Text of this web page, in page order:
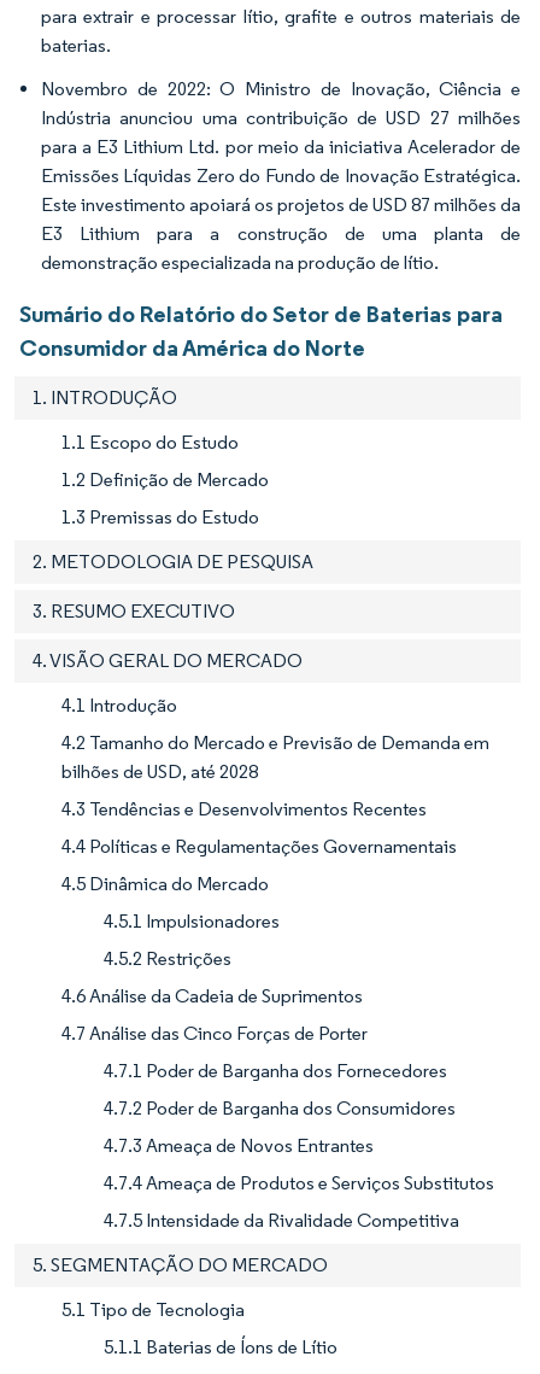
para extrair e processar lítio, grafite e outros materiais de
baterias.
Novembro de 2022: O Ministro de Inovação, Ciência e
Indústria anunciou uma contribuição de USD 27 milhões
para a E3 Lithium Ltd. por meio da iniciativa Acelerador de
Emissões Líquidas Zero do Fundo de Inovação Estratégica.
Este investimento apoiará os projetos de USD 87 milhões da
E3 Lithium para a construção de uma planta de
demonstração especializada na produção de lítio.
Sumário do Relatório do Setor de Baterias para
Consumidor da América do Norte
1. INTRODUÇÃO
1.1 Escopo do Estudo
1.2 Definição de Mercado
1.3 Premissas do Estudo
2. METODOLOGIA DE PESQUISA
3. RESUMO EXECUTIVO
4. VISÃO GERAL DO MERCADO
4.1 Introdução
4.2 Tamanho do Mercado e Previsão de Demanda em
bilhões de USD, até 2028
4.3 Tendências e Desenvolvimentos Recentes
4.4 Políticas e Regulamentações Governamentais
4.5 Dinâmica do Mercado
4.5.1 Impulsionadores
4.5.2 Restrições
4.6 Análise da Cadeia de Suprimentos
4.7 Análise das Cinco Forças de Porter
4.7.1 Poder de Barganha dos Fornecedores
4.7.2 Poder de Barganha dos Consumidores
4.7.3 Ameaça de Novos Entrantes
4.7.4 Ameaça de Produtos e Serviços Substitutos
4.7.5 Intensidade da Rivalidade Competitiva
5. SEGMENTAÇÃO DO MERCADO
5.1 Tipo de Tecnologia
5.1.1 Baterias de Íons de Lítio